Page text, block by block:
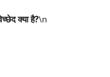
क्या है?\n